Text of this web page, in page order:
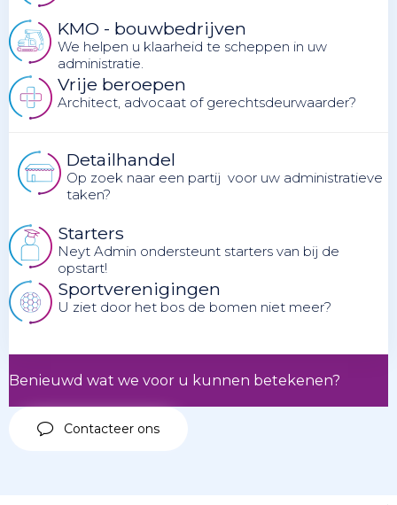
KMO - bouwbedrijven
We helpen u klaarheid te scheppen in uw
administratie.
Vrije beroepen
Architect, advocaat of gerechtsdeurwaarder?
Detailhandel
Op zoek naar een partij voor uw administratieve
taken?
Starters
Neyt Admin ondersteunt starters van bij de
opstart!
Sportverenigingen
U ziet door het bos de bomen niet meer?
Benieuwd wat we voor u kunnen betekenen?
Contacteer ons